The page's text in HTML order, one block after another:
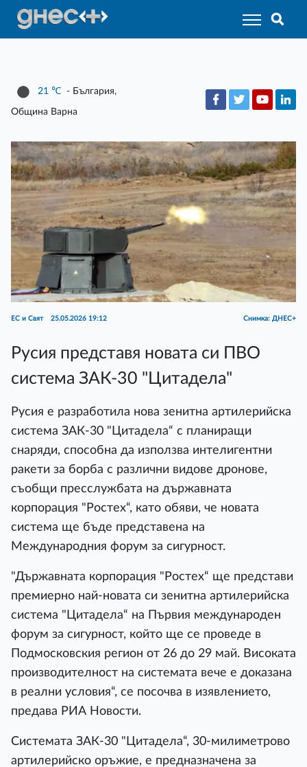
21 ℃ - България,
Община Варна
ЕС и Свят 25.05.2026 19:12 Снимка: ДНЕС+
Русия представя новата си ПВО
система ЗАК-30 "Цитадела"
Русия е разработила нова зенитна артилерийска
система ЗАК-30 "Цитадела“ с планиращи
снаряди, способна да използва интелигентни
ракети за борба с различни видове дронове,
съобщи пресслужбата на държавната
корпорация "Ростех“, като обяви, че новата
система ще бъде представена на
Международния форум за сигурност.
"Държавната корпорация "Ростех“ ще представи
премиерно най-новата си зенитна артилерийска
система "Цитадела“ на Първия международен
форум за сигурност, който ще се проведе в
Подмосковския регион от 26 до 29 май. Високата
производителност на системата вече е доказана
в реални условия“, се посочва в изявлението,
предава РИА Новости.
Системата ЗАК-30 "Цитадела“, 30-милиметрово
артилерийско оръжие, е предназначена за